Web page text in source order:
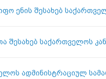
ენის შესახებ
შესახებ საქართველოს
ადმინისტრაციულ